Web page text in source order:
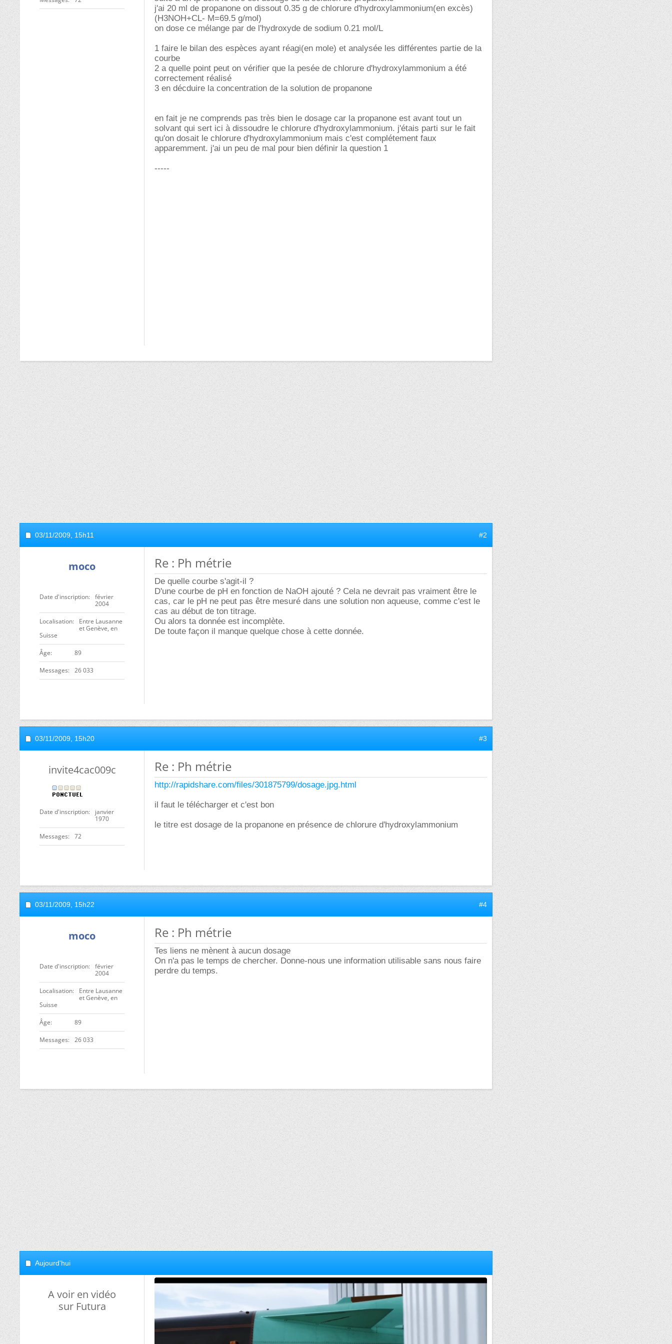
j'ai 20 ml de propanone on dissout 0.35 g de chlorure d'hydroxylammonium(en excès)
(H3NOH+CL- M=69.5 g/mol)
on dose ce mélange par de l'hydroxyde de sodium 0.21 mol/L
1 faire le bilan des espèces ayant réagi(en mole) et analysée les différentes partie de la
courbe
2 a quelle point peut on vérifier que la pesée de chlorure d'hydroxylammonium a été
correctement réalisé
3 en décduire la concentration de la solution de propanone
en fait je ne comprends pas très bien le dosage car la propanone est avant tout un
solvant qui sert ici à dissoudre le chlorure d'hydroxylammonium. j'étais parti sur le fait
qu'on dosait le chlorure d'hydroxylammonium mais c'est complétement faux
apparemment. j'ai un peu de mal pour bien définir la question 1
-----
03/11/2009, 15h11 #2
moco
Date d'inscription
février
2004
Localisation
Entre Lausanne
et Genève, en
Suisse
ge 89
Messages 26 033
Re : Ph métrie
De quelle courbe s'agit-il ?
D'une courbe de pH en fonction de NaOH ajouté ? Cela ne devrait pas vraiment être le
cas, car le pH ne peut pas être mesuré dans une solution non aqueuse, comme c'est le
cas au début de ton titrage.
Ou alors ta donnée est incomplète.
De toute façon il manque quelque chose à cette donnée.
03/11/2009, 15h20 #3
invite4cac009c
Date d'inscription
janvier
1970
Messages 72
Re : Ph métrie
http://rapidshare.com/files/301875799/dosage.jpg.html
il faut le télécharger et c'est bon
le titre est dosage de la propanone en présence de chlorure d'hydroxylammonium
03/11/2009, 15h22 #4
moco
Date d'inscription
février
2004
Localisation
Entre Lausanne
et Genève, en
Suisse
ge 89
Messages 26 033
Re : Ph métrie
Tes liens ne mènent à aucun dosage
On n'a pas le temps de chercher. Donne-nous une information utilisable sans nous faire
perdre du temps.
Aujourd'hui
A voir en vidéo
sur Futura